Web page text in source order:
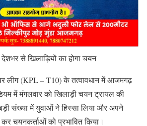
से खिलाड़ियों का होगा चयन
लीग (KPL – T10) के तत्वावधान में आजमगढ़
में मंगलवार को खिलाड़ी चयन ट्रायल की
संख्या में युवाओं ने हिस्सा लिया और अपने
चयनकर्ताओं को प्रभावित किया।